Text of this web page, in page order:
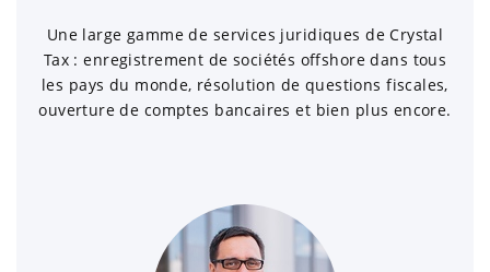
Une large gamme de services juridiques de Crystal
Tax : enregistrement de sociétés offshore dans tous
les pays du monde, résolution de questions fiscales,
ouverture de comptes bancaires et bien plus encore.